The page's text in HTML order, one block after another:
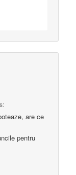
are ce
pentru